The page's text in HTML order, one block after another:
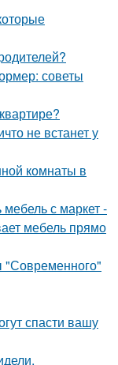
советы
не встанет у
комнаты в
с маркет -
мебель прямо
"Современного"
спасти вашу